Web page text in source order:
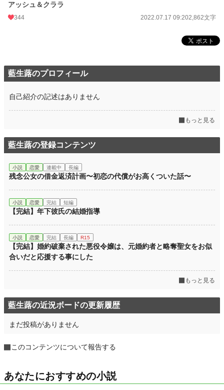
アッシュ＆クララ
344 2022.07.17 09:202,862文字
藍生蕗のプロフィール
自己紹介の記述はありません
もっと見る
藍生蕗の登録コンテンツ
小説 恋愛 連載中 長編
残念公女の借金返済計画〜初恋の代償がお高くついた話〜
小説 恋愛 完結 短編
【完結】年下彼氏の結婚指導
小説 恋愛 完結 長編 R15
【完結】婚約破棄された悪役令嬢は、元婚約者と略奪聖女をお似
合いだと応援する事にした
もっと見る
藍生蕗の近況ボードの更新履歴
まだ投稿がありません
このコンテンツについて報告する
あなたにおすすめの小説